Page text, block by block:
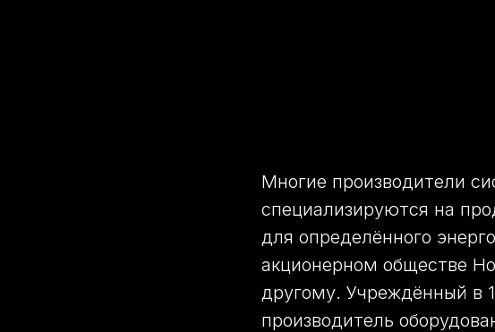
Многие производители
специализируются на
для определённого
акционерном обществе
другому. Учреждённый в
производитель